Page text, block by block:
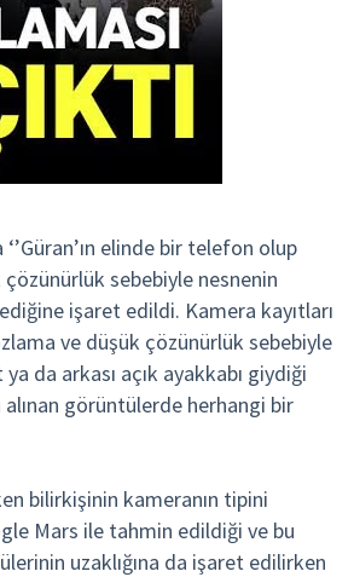
elinde bir telefon olup
çözünürlük sebebiyle nesnenin
işaret edildi. Kamera kayıtları
ve düşük çözünürlük sebebiyle
da arkası açık ayakkabı giydiği
görüntülerde herhangi bir
bilirkişinin kameranın tipini
Mars ile tahmin edildiği ve bu
uzaklığına da işaret edilirken